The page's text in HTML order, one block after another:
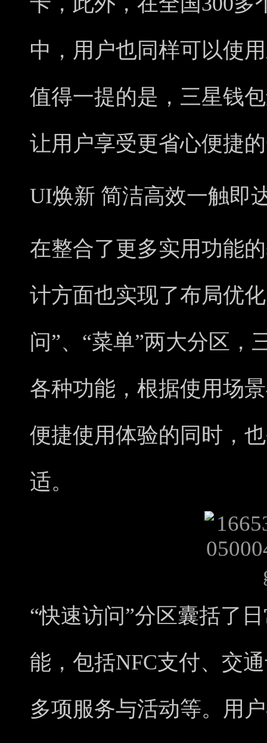
中，用户也同样可以使
值得一提的是，三星钱
让用户享受更省心便捷
UI焕新 简洁高效一触即
在整合了更多实用功能
计方面也实现了布局优
问”、“菜单”两大分区，
各种功能，根据使用场
便捷使用体验的同时，
适。
“快速访问”分区囊括了
能，包括NFC支付、交
多项服务与活动等。用